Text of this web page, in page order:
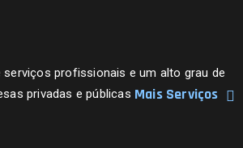
profissionais e um alto grau de
privadas e públicas Mais Serviços